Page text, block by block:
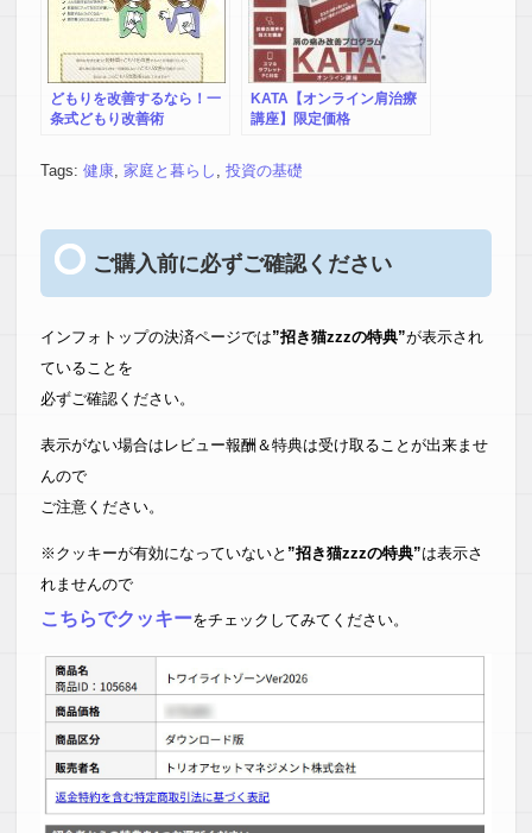
どもりを改善するなら！一
条式どもり改善術
KATA【オンライン肩治療
講座】限定価格
Tags: 健康 家庭と暮らし 投資の基礎
ご購入前に必ずご確認ください
インフォトップの決済ページでは”招き猫zzzの特典”が表示され
ていることを
必ずご確認ください。
表示がない場合はレビュー報酬＆特典は受け取ることが出来ませ
んので
ご注意ください。
※クッキーが有効になっていないと ”招き猫zzzの特典”は表示さ
れませんので
こちらでクッキーをチェックしてみてください。